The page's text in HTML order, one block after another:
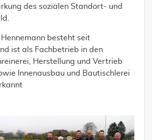
des sozialen Standort- und
Hennemann besteht seit
ist als Fachbetrieb in den
Herstellung und Vertrieb
Innenausbau und Bautischlerei